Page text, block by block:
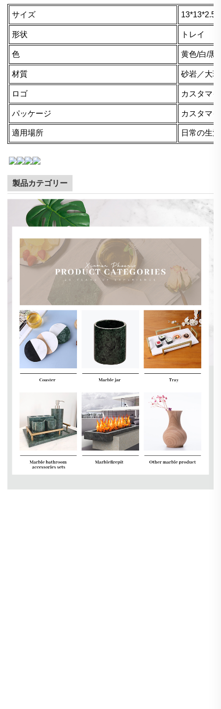
サイズ
形状 トレイ
色 黄色/白/黒/
材質 砂岩／大
ロゴ カスタマ
パッケージ カスタマ
適用場所 日常の生
製品カテゴリー